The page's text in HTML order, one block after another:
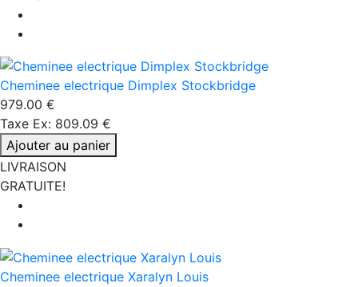
Cheminee electrique Dimplex Stockbridge
979.00 €
Taxe Ex: 809.09 €
Ajouter au panier
LIVRAISON
GRATUITE!
Cheminee electrique Xaralyn Louis